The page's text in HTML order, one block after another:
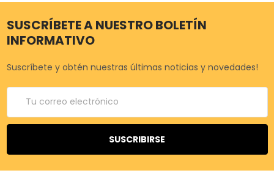
SUSCRÍBETE A NUESTRO BOLETÍN
INFORMATIVO
Suscríbete y obtén nuestras últimas noticias y novedades!
Correo
electrónico